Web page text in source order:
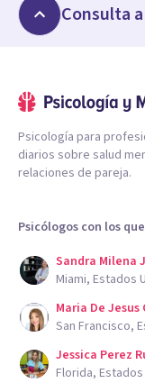
Consulta
Psicología para
diarios sobre salud
relaciones de pareja.
Psicólogos con los
Sandra Milena
Miami, Estados
Maria De
San Francisco,
Jessica Perez
Florida,